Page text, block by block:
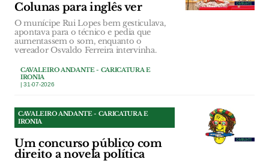
Colunas para inglês ver
O munícipe Rui Lopes bem gesticulava,
apontava para o técnico e pedia que
aumentassem o som, enquanto o
vereador Osvaldo Ferreira intervinha.
CAVALEIRO ANDANTE - CARICATURA E
IRONIA
| 31-07-2026
CAVALEIRO ANDANTE - CARICATURA E
IRONIA
Um concurso público com
direito a novela política